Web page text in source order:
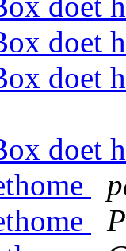
doet
doet
doet